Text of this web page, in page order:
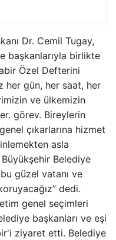
Dr. Cemil Tugay,
başkanlarıyla birlikte
Özel Defterini
her gün, her saat, her
ve ülkemizin
görev. Bireylerin
çıkarlarına hizmet
asla
Belediye
güzel vatanı ve
dedi.
genel seçimleri
başkanları ve eşi
ziyaret etti. Belediye